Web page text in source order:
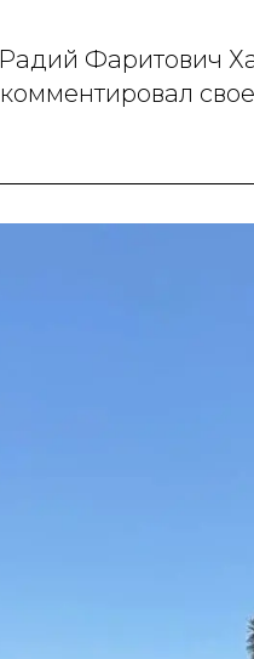
Фаритович